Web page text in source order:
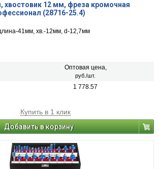
хвостовик 12 мм, фреза кромочная
(28716-25.4)
41мм, хв.-12мм, d-12,7мм
Оптовая цена,
руб./шт.
1 778.57
Купить в 1 клик
Добавить в корзину